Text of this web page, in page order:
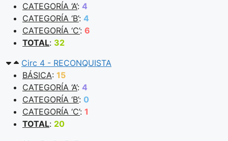
CATEGORÍA ‘A’: 4
CATEGORÍA ‘B’: 4
CATEGORÍA ‘C’: 6
TOTAL: 32
Circ 4 - RECONQUISTA
BÁSICA: 15
CATEGORÍA ‘A’: 4
CATEGORÍA ‘B’: 0
CATEGORÍA ‘C’: 1
TOTAL: 20